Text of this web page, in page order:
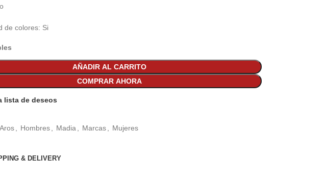
de colores: Si
AÑADIR AL CARRITO
COMPRAR AHORA
lista de deseos
Aros, Hombres, Madia, Marcas, Mujeres
& DELIVERY